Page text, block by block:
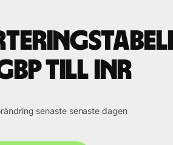
till INR
senaste senaste dagen